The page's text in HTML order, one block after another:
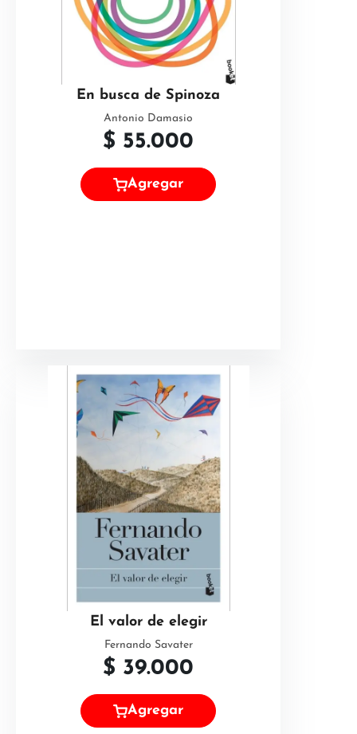
En busca de Spinoza
Antonio Damasio
$ 55.000
Agregar
El valor de elegir
Fernando Savater
$ 39.000
Agregar